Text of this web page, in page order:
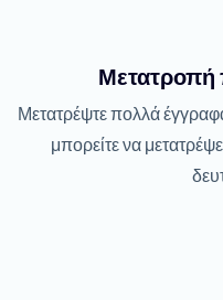
Μετατρέψτε πολλά
μπορείτε να